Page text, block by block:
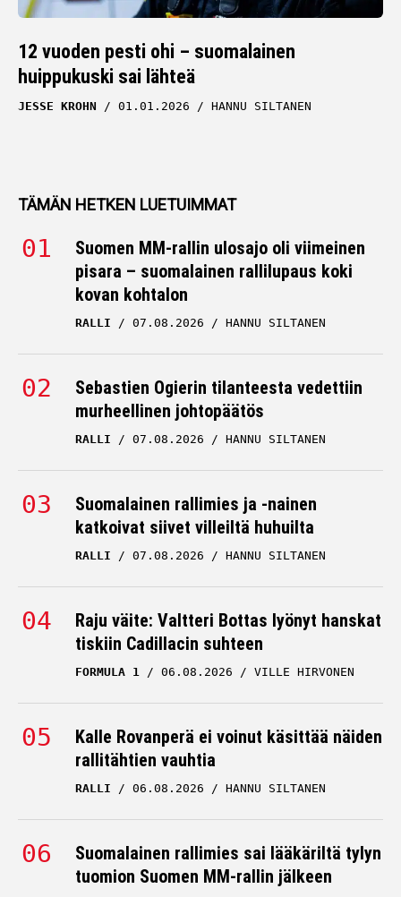
12 vuoden pesti ohi – suomalainen
huippukuski sai lähteä
JESSE KROHN 01.01.2026 HANNU SILTANEN
TÄMÄN HETKEN LUETUIMMAT
Suomen MM-rallin ulosajo oli viimeinen
pisara – suomalainen rallilupaus koki
kovan kohtalon
RALLI 07.08.2026 HANNU SILTANEN
Sebastien Ogierin tilanteesta vedettiin
murheellinen johtopäätös
RALLI 07.08.2026 HANNU SILTANEN
Suomalainen rallimies ja -nainen
katkoivat siivet villeiltä huhuilta
RALLI 07.08.2026 HANNU SILTANEN
Raju väite: Valtteri Bottas lyönyt hanskat
tiskiin Cadillacin suhteen
FORMULA 1 06.08.2026 VILLE HIRVONEN
Kalle Rovanperä ei voinut käsittää näiden
rallitähtien vauhtia
RALLI 06.08.2026 HANNU SILTANEN
Suomalainen rallimies sai lääkäriltä tylyn
tuomion Suomen MM-rallin jälkeen